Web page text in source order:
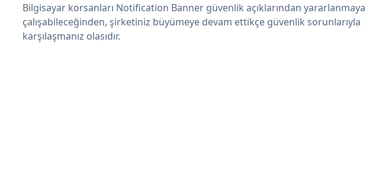
Bilgisayar korsanları Notification Banner güvenlik açıklarından yararlanmaya
çalışabileceğinden, şirketiniz büyümeye devam ettikçe güvenlik sorunlarıyla
karşılaşmanız olasıdır.